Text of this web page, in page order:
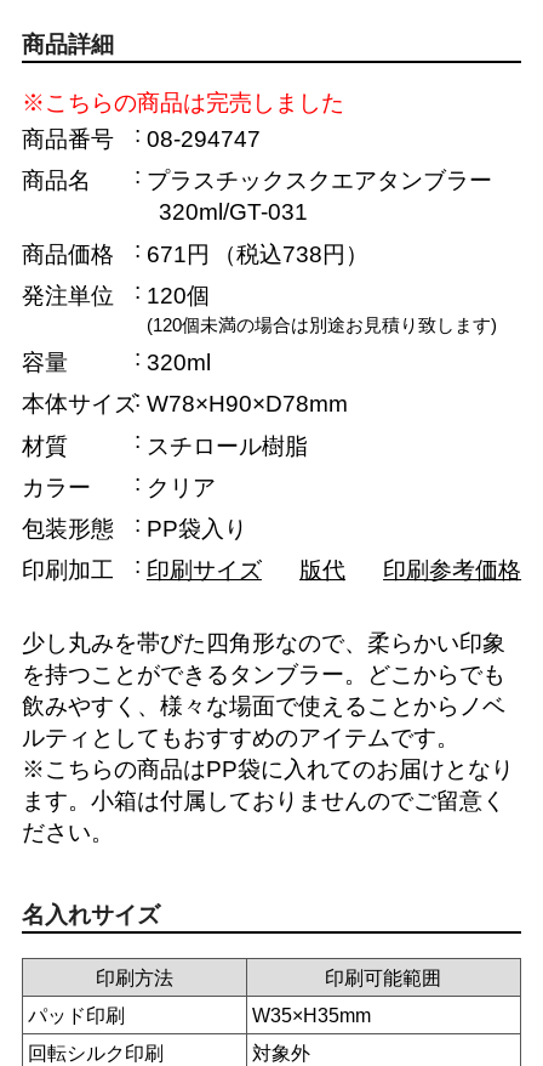
商品詳細
※こちらの商品は完売しました
商品番号
08-294747
商品名
プラスチックスクエアタンブラー
320ml/GT-031
商品価格
671円
（税込738円）
発注単位
120個
(120個未満の場合は別途お見積り致します)
容量
320ml
本体サイズ W78×H90×D78mm
材質
スチロール樹脂
カラー
クリア
包装形態
PP袋入り
印刷加工
印刷サイズ 版代 印刷参考価格
少し丸みを帯びた四角形なので、柔らかい印象
を持つことができるタンブラー。どこからでも
飲みやすく、様々な場面で使えることからノベ
ルティとしてもおすすめのアイテムです。
※こちらの商品はPP袋に入れてのお届けとなり
ます。小箱は付属しておりませんのでご留意く
ださい。
名入れサイズ
印刷方法
印刷可能範囲
パッド印刷
W35×H35mm
回転シルク印刷
対象外